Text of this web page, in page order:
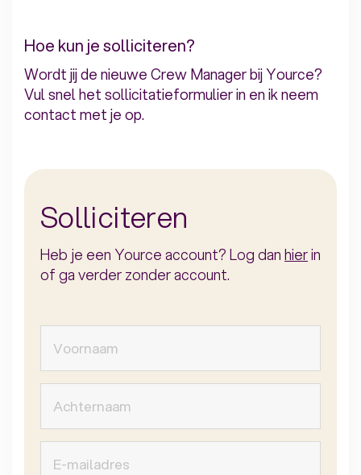
Hoe kun je solliciteren?
Wordt jij de nieuwe Crew Manager bij Yource?
Vul snel het sollicitatieformulier in en ik neem
contact met je op.
Solliciteren
Heb je een Yource account? Log danhierin
of ga verder zonder account.